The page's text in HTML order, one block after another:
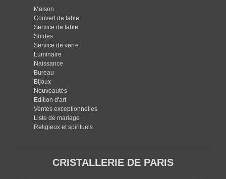
Maison
Couvert de table
Service de table
Soldes
Service de verre
Luminaire
Naissance
Bureau
Bijoux
Nouveautés
Edition d'art
Ventes exceptionnelles
Liste de mariage
Religieux et spirituels
CRISTALLERIE DE PARIS